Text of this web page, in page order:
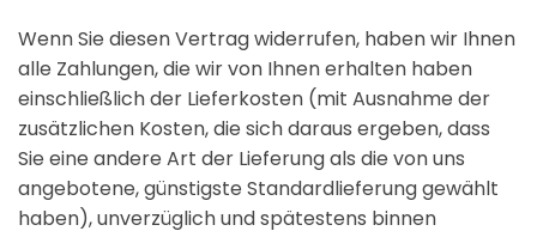
Wenn Sie diesen Vertrag widerrufen, haben wir Ihnen
alle Zahlungen, die wir von Ihnen erhalten haben
einschließlich der Lieferkosten (mit Ausnahme der
zusätzlichen Kosten, die sich daraus ergeben, dass
Sie eine andere Art der Lieferung als die von uns
angebotene, günstigste Standardlieferung gewählt
haben), unverzüglich und spätestens binnen